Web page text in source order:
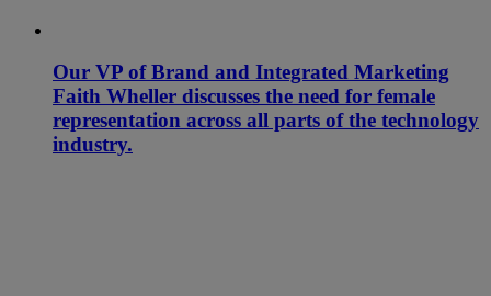
Our VP of Brand and Integrated Marketing
Faith Wheller discusses the need for female
representation across all parts of the technology
industry.